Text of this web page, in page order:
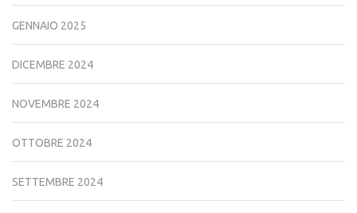
GENNAIO 2025
DICEMBRE 2024
NOVEMBRE 2024
OTTOBRE 2024
SETTEMBRE 2024